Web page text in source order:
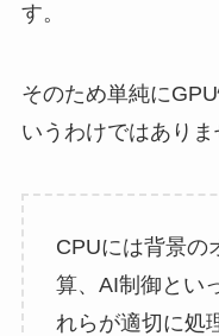
す。
そのため単純に
いうわけではありま
CPUには背景の
算、AI制御とい
れらが適切に処